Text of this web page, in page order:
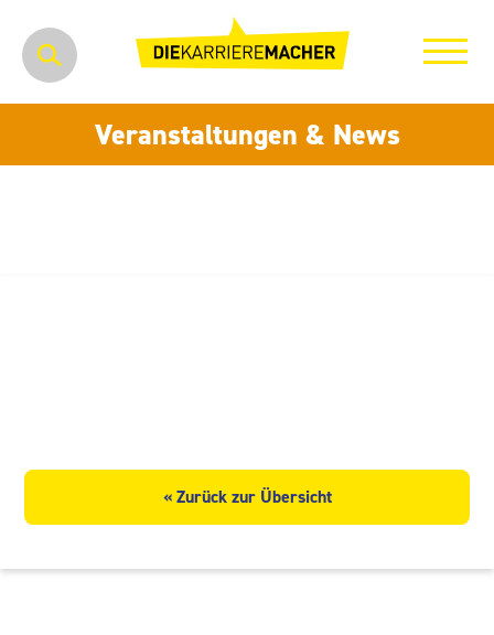
Veranstaltungen & News
« Zurück zur Übersicht